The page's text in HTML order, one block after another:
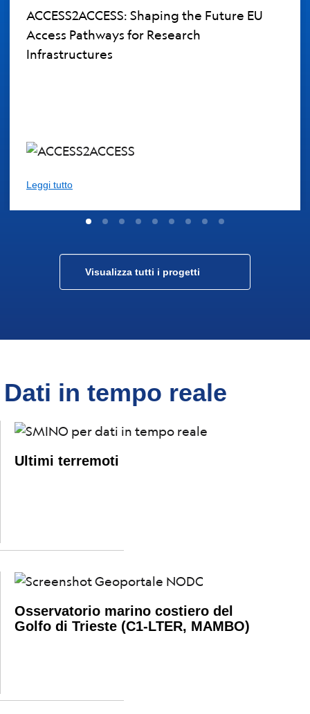
ACCESS2ACCESS: Shaping the Future EU
Access Pathways for Research
Infrastructures
Leggi tutto
Visualizza tutti i progetti
Dati in tempo reale
Ultimi terremoti
Osservatorio marino costiero del
Golfo di Trieste (C1-LTER, MAMBO)